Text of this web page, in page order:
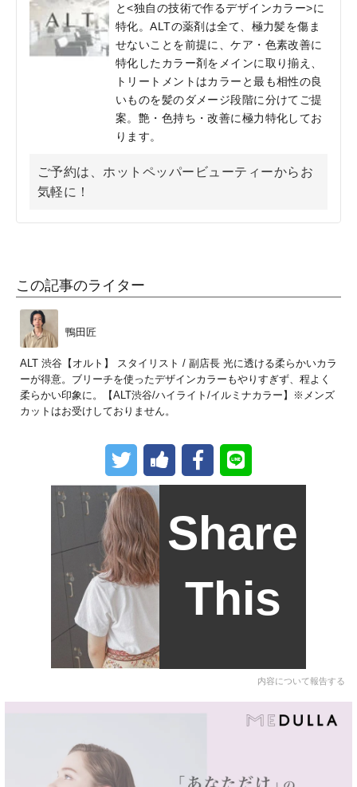
と<独自の技術で作るデザインカラー>に
特化。ALTの薬剤は全て、極力髪を傷ま
せないことを前提に、ケア・色素改善に
特化したカラー剤をメインに取り揃え、
トリートメントはカラーと最も相性の良
いものを髪のダメージ段階に分けてご提
案。艶・色持ち・改善に極力特化してお
ります。
ご予約は、ホットペッパービューティーからお
気軽に！
この記事のライター
鴨田匠
ALT 渋谷【オルト】 スタイリスト / 副店長 光に透ける柔らかいカラ
ーが得意。ブリーチを使ったデザインカラーもやりすぎず、程よく
柔らかい印象に。【ALT渋谷/ハイライト/イルミナカラー】※メンズ
カットはお受けしておりません。
Share
This
内容について報告する